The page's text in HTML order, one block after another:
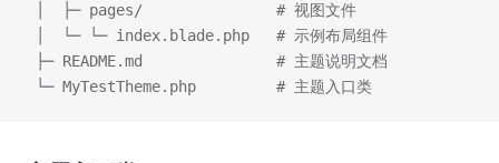
│  ├─ pages/               # 视图文件
│  └─ └─ index.blade.php   # 示例布局组件
├─ README.md               # 主题说明文档
└─ MyTestTheme.php         # 主题入口类